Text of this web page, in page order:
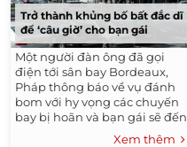
Trở thành khủng bố bất đắc dĩ
để ‘câu giờ’ cho bạn gái
Một người đàn ông đã gọi
điện tới sân bay Bordeaux,
Pháp thông báo về vụ đánh
bom với hy vọng các chuyến
bay bị hoãn và bạn gái sẽ đến
Xem thêm